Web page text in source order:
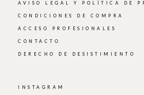
AVISO LEGAL Y POLÍTICA DE
CONDICIONES DE COMPRA
ACCESO PROFESIONALES
CONTACTO
DERECHO DE DESISTIMIENTO
INSTAGRAM